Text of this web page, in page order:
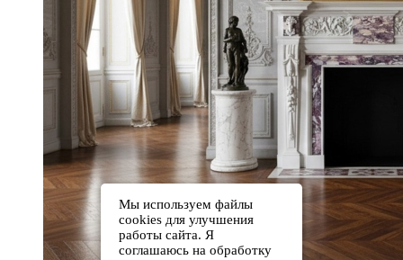
Мы используем файлы
cookies для улучшения
работы сайта. Я
соглашаюсь на обработку